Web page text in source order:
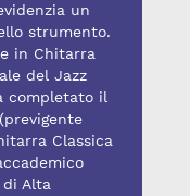
un
strumento.
in Chitarra
del Jazz
completato il
Classica
di Alta